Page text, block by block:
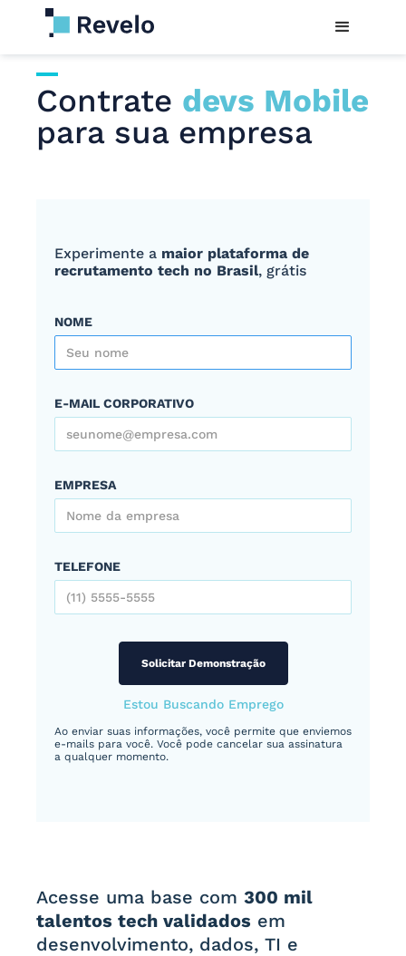
Contrate devs Mobile
para sua empresa
Experimente a maior plataforma de
recrutamento tech no Brasil, grátis
NOME
E-MAIL CORPORATIVO
EMPRESA
TELEFONE
Estou Buscando Emprego
Ao enviar suas informações, você permite que enviemos
e-mails para você. Você pode cancelar sua assinatura
a qualquer momento.
Acesse uma base com 300 mil
talentos tech validados em
desenvolvimento, dados, TI e